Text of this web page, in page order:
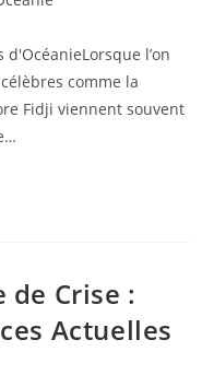
l’on
comme la
Fidji viennent souvent
de Crise :
Actuelles